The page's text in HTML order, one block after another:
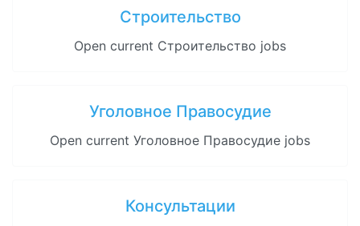
Строительство
Open current Строительство jobs
Уголовное Правосудие
Open current Уголовное Правосудие jobs
Консультации